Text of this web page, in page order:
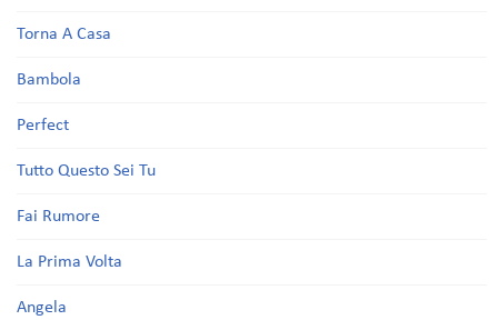
Torna A Casa
Bambola
Perfect
Tutto Questo Sei Tu
Fai Rumore
La Prima Volta
Angela